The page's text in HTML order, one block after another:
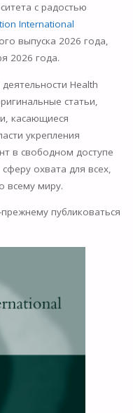
с радостью
International
выпуска 2026 года,
2026 года.
Health
статьи,
касающиеся
укрепления
в свободном доступе
охвата для всех,
всему миру.
публиковаться